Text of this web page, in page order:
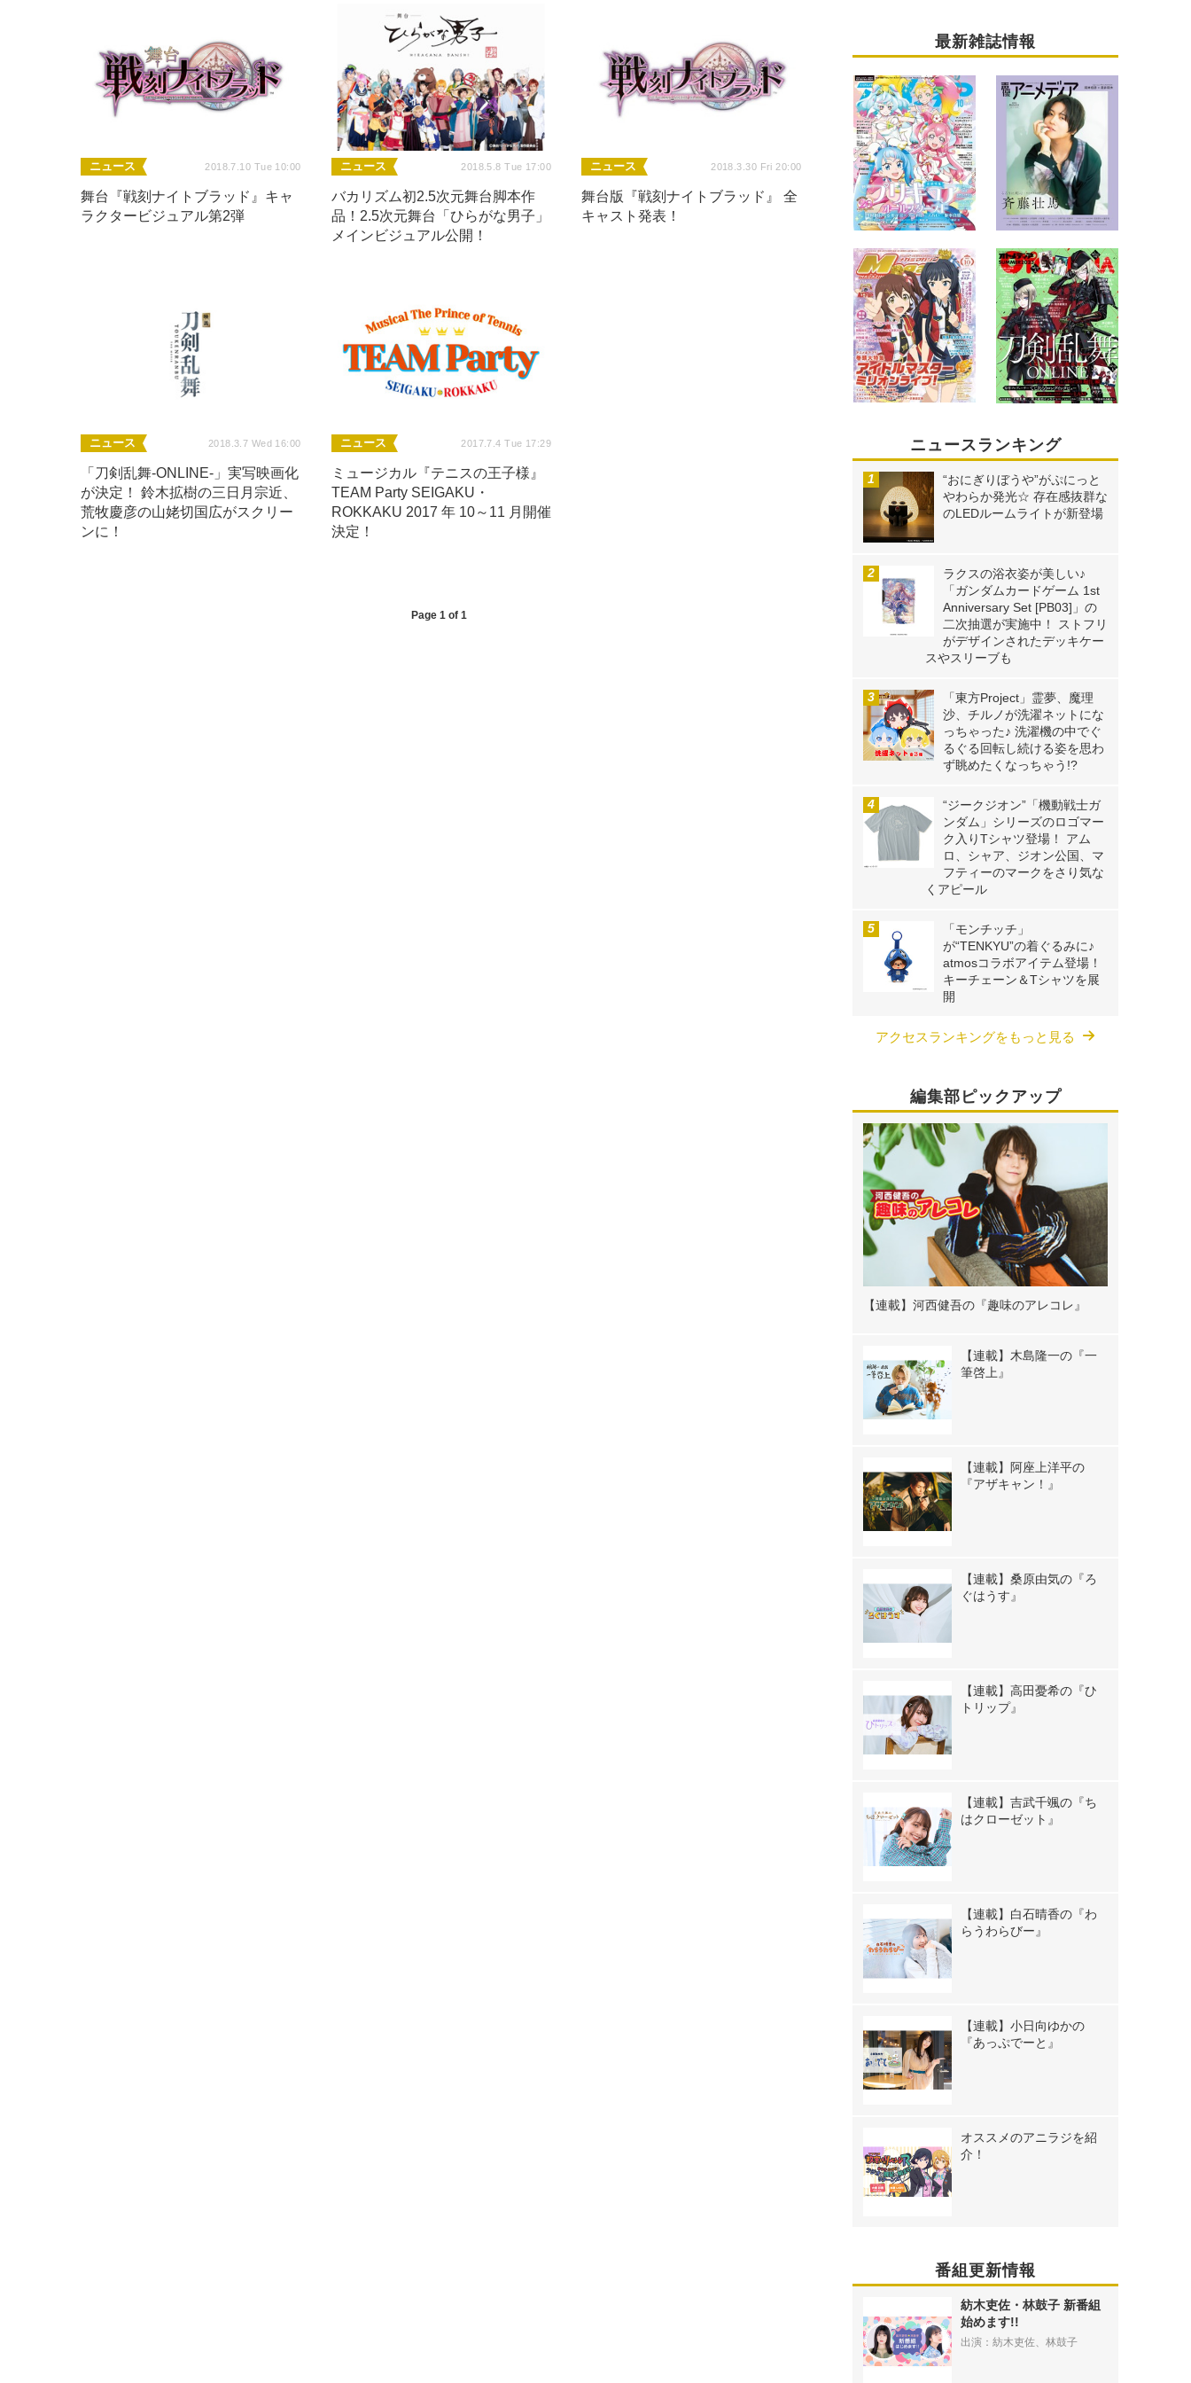
ニュース 2018.7.10 Tue 10:00
舞台『戦刻ナイトブラッド』キャ
ラクタービジュアル第2弾
ニュース 2018.5.8 Tue 17:00
バカリズム初2.5次元舞台脚本作
品！2.5次元舞台「ひらがな男子」
メインビジュアル公開！
ニュース 2018.3.30 Fri 20:00
舞台版『戦刻ナイトブラッド』 全
キャスト発表！
ニュース 2018.3.7 Wed 16:00
「刀剣乱舞-ONLINE-」実写映画化
が決定！ 鈴木拡樹の三日月宗近、
荒牧慶彦の山姥切国広がスクリー
ンに！
ニュース 2017.7.4 Tue 17:29
ミュージカル『テニスの王子様』
TEAM Party SEIGAKU・
ROKKAKU 2017 年 10～11 月開催
決定！
Page 1 of 1
最新雑誌情報
ニュースランキング
“おにぎりぼうや”がぷにっと
やわらか発光☆ 存在感抜群な
のLEDルームライトが新登場
ラクスの浴衣姿が美しい♪
「ガンダムカードゲーム 1st
Anniversary Set [PB03]」の
二次抽選が実施中！ ストフリ
がデザインされたデッキケー
スやスリーブも
「東方Project」霊夢、魔理
沙、チルノが洗濯ネットにな
っちゃった♪ 洗濯機の中でぐ
るぐる回転し続ける姿を思わ
ず眺めたくなっちゃう!?
“ジークジオン”「機動戦士ガ
ンダム」シリーズのロゴマー
ク入りTシャツ登場！ アム
ロ、シャア、ジオン公国、マ
フティーのマークをさり気な
くアピール
「モンチッチ」
が“TENKYU”の着ぐるみに♪
atmosコラボアイテム登場！
キーチェーン＆Tシャツを展
開
アクセスランキングをもっと見る
編集部ピックアップ
【連載】河西健吾の『趣味のアレコレ』
【連載】木島隆一の『一
筆啓上』
【連載】阿座上洋平の
『アザキャン！』
【連載】桑原由気の『ろ
ぐはうす』
【連載】高田憂希の『ひ
トリップ』
【連載】吉武千颯の『ち
はクローゼット』
【連載】白石晴香の『わ
らうわらびー』
【連載】小日向ゆかの
『あっぷでーと』
オススメのアニラジを紹
介！
番組更新情報
紡木吏佐・林鼓子 新番組
始めます!!
出演：紡木吏佐、林鼓子